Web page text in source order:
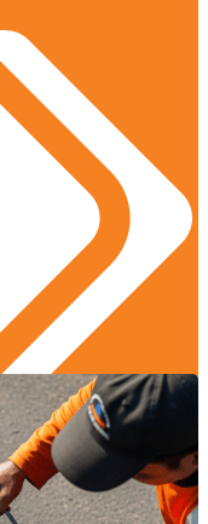
Proyek,Material